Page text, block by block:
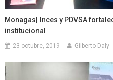
Monagas| Inces y PDVSA
institucional
23 octubre, 2019 Gilberto Daly